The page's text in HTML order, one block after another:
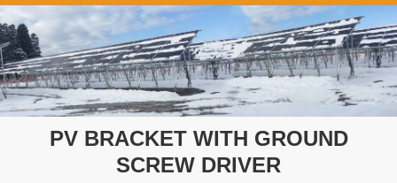
PV BRACKET WITH GROUND
SCREW DRIVER